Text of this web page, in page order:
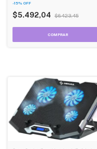
-15% OFF
$5.492,04 $6.423,45